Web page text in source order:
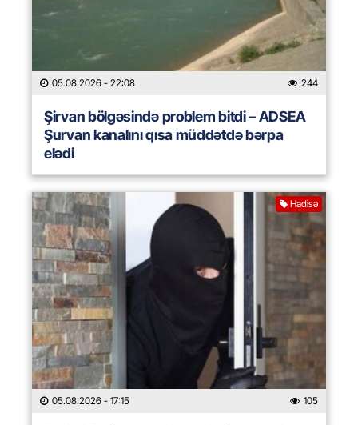
05.08.2026 - 22:08 244
Şirvan bölgəsində problem bitdi – ADSEA
Şurvan kanalını qısa müddətdə bərpa
elədi
Hadisə
05.08.2026 - 17:15 105